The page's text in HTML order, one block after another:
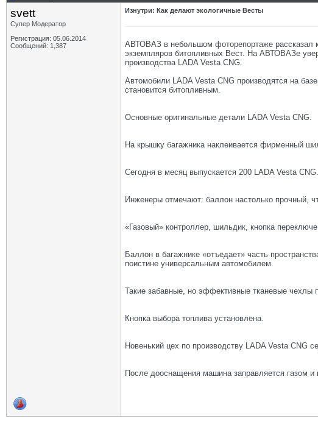
svett
Супер Модератор
Регистрация: 05.06.2014
Сообщений: 1,387
Изнутри: Как делают экологичные Весты
АВТОВАЗ в небольшом фоторепортаже рассказал
экземпляров битопливных Вест. На АВТОВАЗе
производства LADA Vesta CNG.
Автомобили LADA Vesta CNG производятся на
становится битопливным.
Основные оригинальные детали LADA Vesta CNG.
На крышку багажника наклеивается фирменный
Сегодня в месяц выпускается 200 LADA Vesta
Инженеры отмечают: баллон настолько прочный,
«Газовый» контроллер, шильдик, кнопка
Баллон в багажнике «отъедает» часть
поистине универсальным автомобилем.
Такие забавные, но эффективные тканевые чехлы
Кнопка выбора топлива установлена.
Новенький цех по производству LADA Vesta CNG
После дооснащения машина заправляется газом и